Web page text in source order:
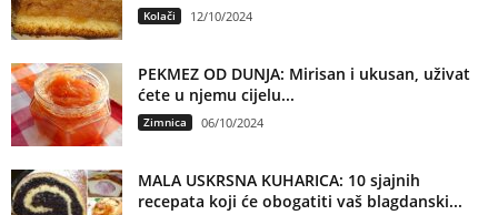
Kolači 12/10/2024
PEKMEZ OD DUNJA: Mirisan i ukusan, uživat
ćete u njemu cijelu...
Zimnica 06/10/2024
MALA USKRSNA KUHARICA: 10 sjajnih
recepata koji će obogatiti vaš blagdanski...